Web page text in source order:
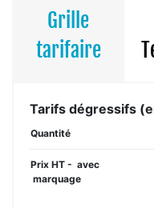
Grille
tarifaire
Tarifs dégressifs
Quantité
Prix HT - avec
marquage